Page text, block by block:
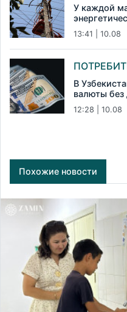
У каждой
13:41 | 10.08
В
валюты без
12:28 | 10.08
Похожие новости